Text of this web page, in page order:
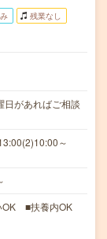
残業なし
日があればご相談
～
OK ■扶養内OK